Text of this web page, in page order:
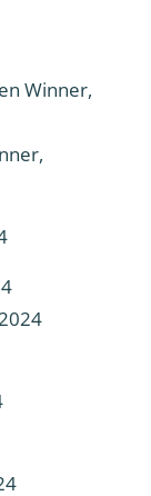
Winner,